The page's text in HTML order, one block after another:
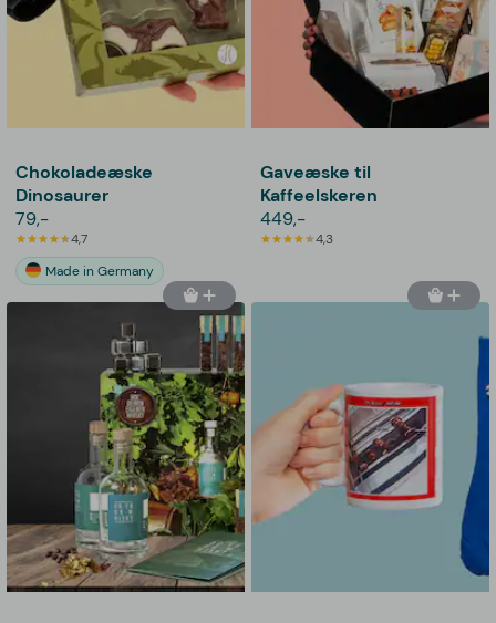
Chokoladeæske
Dinosaurer
79,-
4,7
Made in Germany
Gaveæske til
Kaffeelskeren
449,-
4,3